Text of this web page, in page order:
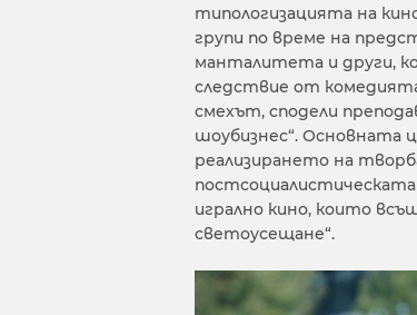
типологизацията на
групи по време на
манталитета и други,
следствие от
смехът, сподели
шоубизнес“. Основната
реализирането на
игрално кино, които
светоусещане“.